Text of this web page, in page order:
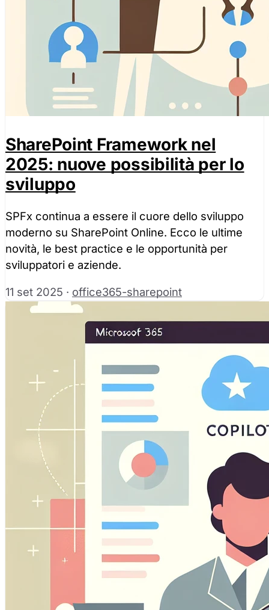
SharePoint Framework nel
2025: nuove possibilità per lo
sviluppo
SPFx continua a essere il cuore dello sviluppo
moderno su SharePoint Online. Ecco le ultime
novità, le best practice e le opportunità per
sviluppatori e aziende.
11 set 2025 · office365-sharepoint